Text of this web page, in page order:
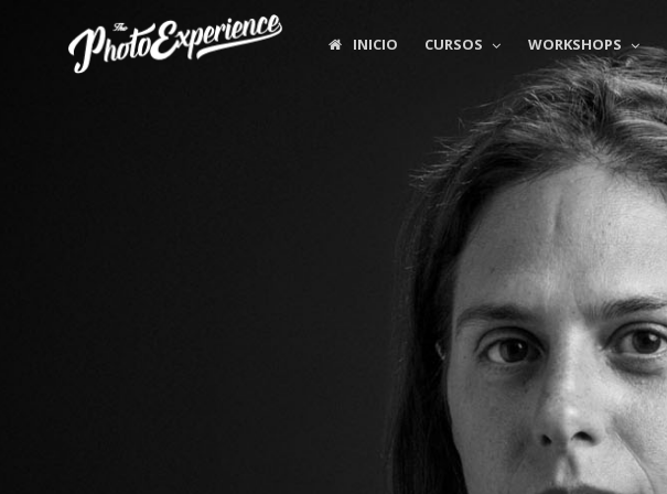
INICIO CURSOS WORKSHOPS